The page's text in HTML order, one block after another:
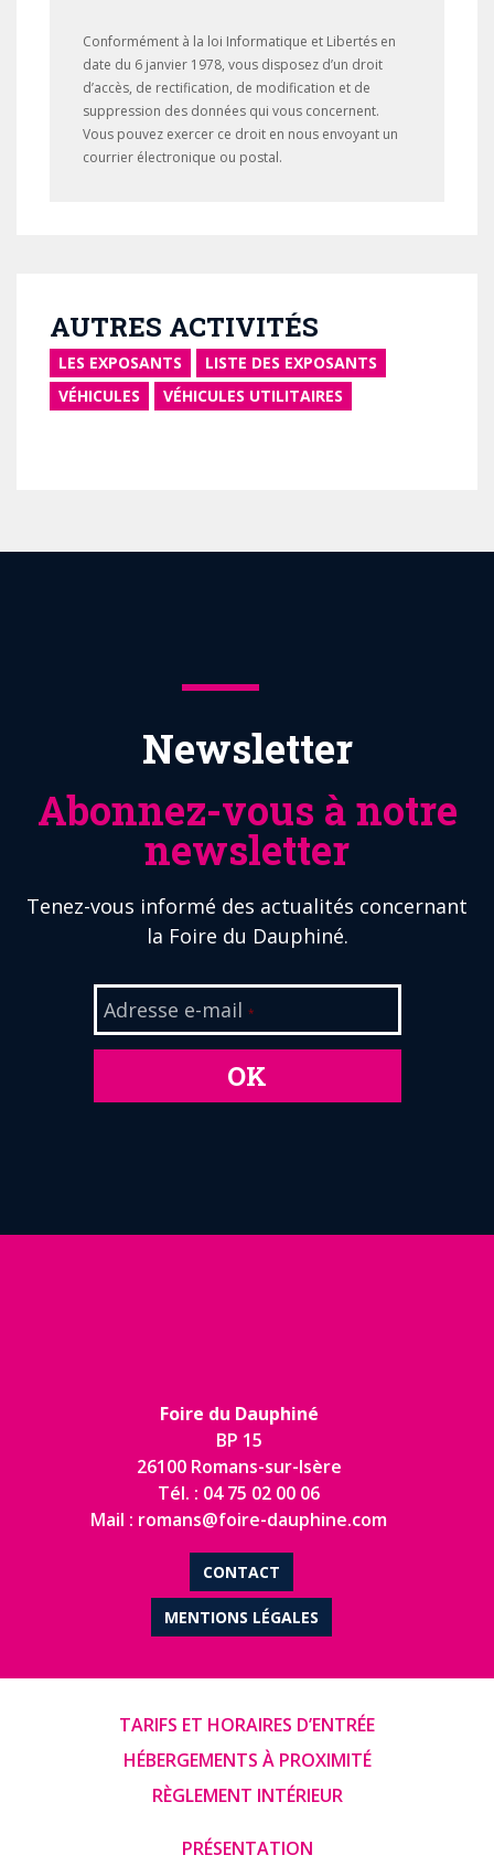
Conformément à la loi Informatique et Libertés en
date du 6 janvier 1978, vous disposez d’un droit
d’accès, de rectification, de modification et de
suppression des données qui vous concernent.
Vous pouvez exercer ce droit en nous envoyant un
courrier électronique ou postal.
AUTRES ACTIVITÉS
LES EXPOSANTS
LISTE DES EXPOSANTS
VÉHICULES
VÉHICULES UTILITAIRES
Newsletter
Abonnez-vous à notre
newsletter
Tenez-vous informé des actualités concernant
la Foire du Dauphiné.
Adresse e-mail *
OK
Foire du Dauphiné
BP 15
26100 Romans-sur-Isère
Tél. : 04 75 02 00 06
Mail : romans@foire-dauphine.com
CONTACT
MENTIONS LÉGALES
TARIFS ET HORAIRES D’ENTRÉE
HÉBERGEMENTS À PROXIMITÉ
RÈGLEMENT INTÉRIEUR
PRÉSENTATION